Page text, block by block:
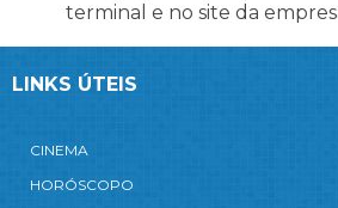
terminal e no site da
LINKS ÚTEIS
CINEMA
HORÓSCOPO